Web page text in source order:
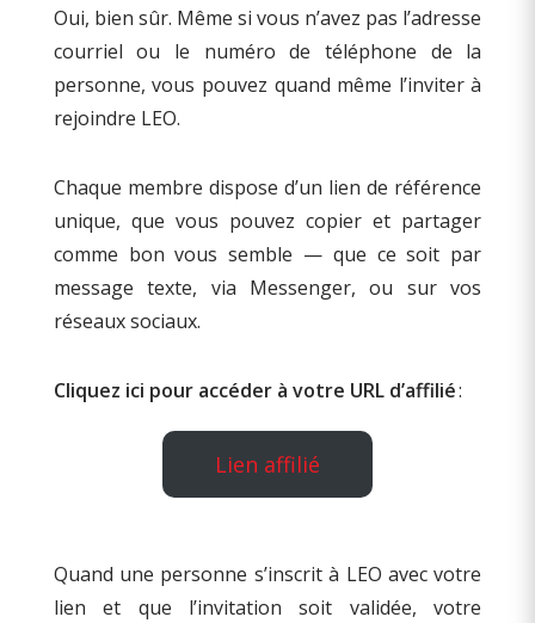
Oui, bien sûr. Même si vous n’avez pas l’adresse
courriel ou le numéro de téléphone de la
personne, vous pouvez quand même l’inviter à
rejoindre LEO.
Chaque membre dispose d’un lien de référence
unique, que vous pouvez copier et partager
comme bon vous semble — que ce soit par
message texte, via Messenger, ou sur vos
réseaux sociaux.
Cliquez ici pour accéder à votre URL d’affilié:
Lien affilié
Quand une personne s’inscrit à LEO avec votre
lien et que l’invitation soit validée, votre